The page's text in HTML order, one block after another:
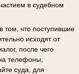
в судебном
том, что поступившие
исходят от
после чего
телефоны,
суда, для